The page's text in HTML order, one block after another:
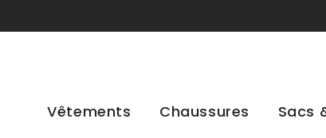
Vêtements Chaussures Sacs